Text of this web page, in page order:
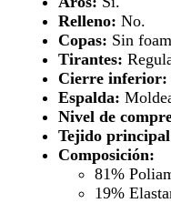
Relleno: No.
Copas: Sin
Tirantes:
Cierre inferior:
Espalda:
Nivel de
Tejido
Composición:
81%
19%